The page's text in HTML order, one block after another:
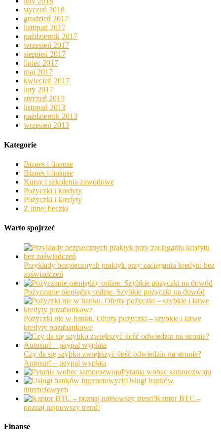
styczeń 2018
grudzień 2017
listopad 2017
październik 2017
wrzesień 2017
sierpień 2017
lipiec 2017
maj 2017
kwiecień 2017
luty 2017
styczeń 2017
listopad 2013
październik 2013
wrzesień 2013
Kategorie
Biznes i finanse
Biznes i finanse
Kursy i szkolenia zawodowe
Pożyczki i kredyty
Pożyczki i kredyty
Z innej beczki
Warto spojrzeć
Przykłady bezpiecznych praktyk przy zaciąganiu kredytu bez
zaświadczeń
Pożyczanie pieniędzy online. Szybkie pożyczki na dowód
Pożyczki nie w banku. Oferty pożyczki – szybkie i łatwe
kredyty pozabankowe
Czy da się szybko zwiększyć ilość odwiedzin na stronie?
Autosurf – paypal wypłata
Pytania wobec samorozwoju
Usługi banków
internetowych
Kantor BTC –
poznaj najnowszy trend!
Finanse